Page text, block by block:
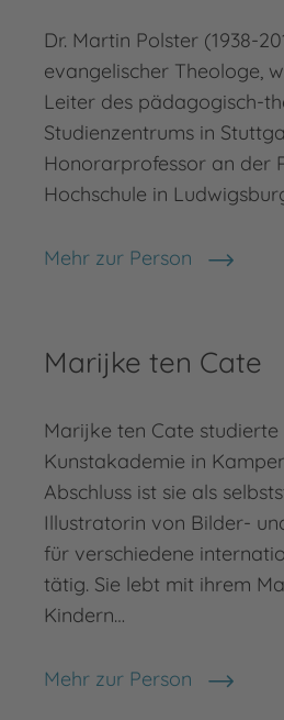
Dr. Martin Polster (1938-
evangelischer Theologe,
Leiter des pädagogisch-
Studienzentrums in
Honorarprofessor an der
Hochschule in
Mehr zur Person
Martin Polster
Marijke ten Cate
Marijke ten Cate
Kunstakademie in
Abschluss ist sie als
Illustratorin von Bilder-
für verschiedene
tätig. Sie lebt mit ihrem
Kindern…
Mehr zur Person
Marijke ten Cate